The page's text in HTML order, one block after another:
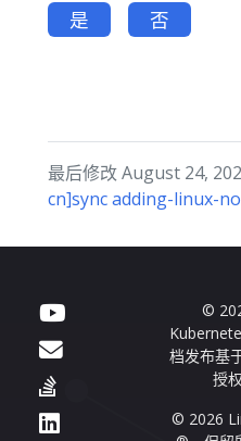
是 否
最后修改 August 24,
cn]sync adding-linux-
©
档发布基
授
© 2026